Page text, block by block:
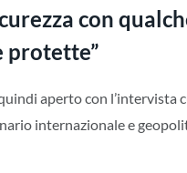
con
protette”
aperto con l’intervista
internazionale e